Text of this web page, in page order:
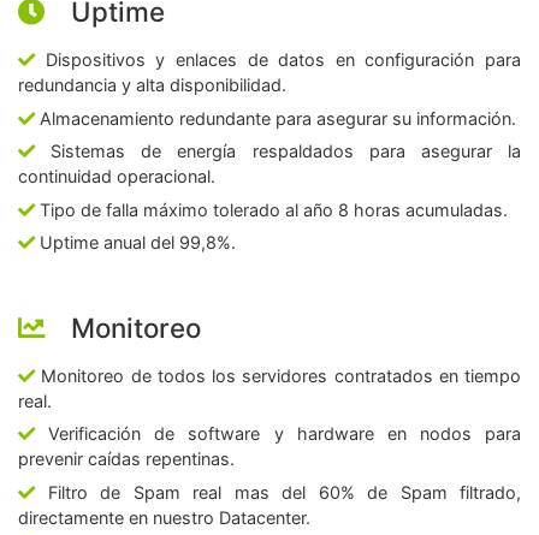
Uptime
Dispositivos y enlaces de datos en configuración para
redundancia y alta disponibilidad.
Almacenamiento redundante para asegurar su información.
Sistemas de energía respaldados para asegurar la
continuidad operacional.
Tipo de falla máximo tolerado al año 8 horas acumuladas.
Uptime anual del 99,8%.
Monitoreo
Monitoreo de todos los servidores contratados en tiempo
real.
Verificación de software y hardware en nodos para
prevenir caídas repentinas.
Filtro de Spam real mas del 60% de Spam filtrado,
directamente en nuestro Datacenter.